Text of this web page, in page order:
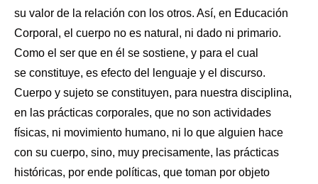
su valor de la relación con los otros. Así, en Educación
Corporal, el cuerpo no es natural, ni dado ni primario.
Como el ser que en él se sostiene, y para el cual
se constituye, es efecto del lenguaje y el discurso.
Cuerpo y sujeto se constituyen, para nuestra disciplina,
en las prácticas corporales, que no son actividades
físicas, ni movimiento humano, ni lo que alguien hace
con su cuerpo, sino, muy precisamente, las prácticas
históricas, por ende políticas, que toman por objeto